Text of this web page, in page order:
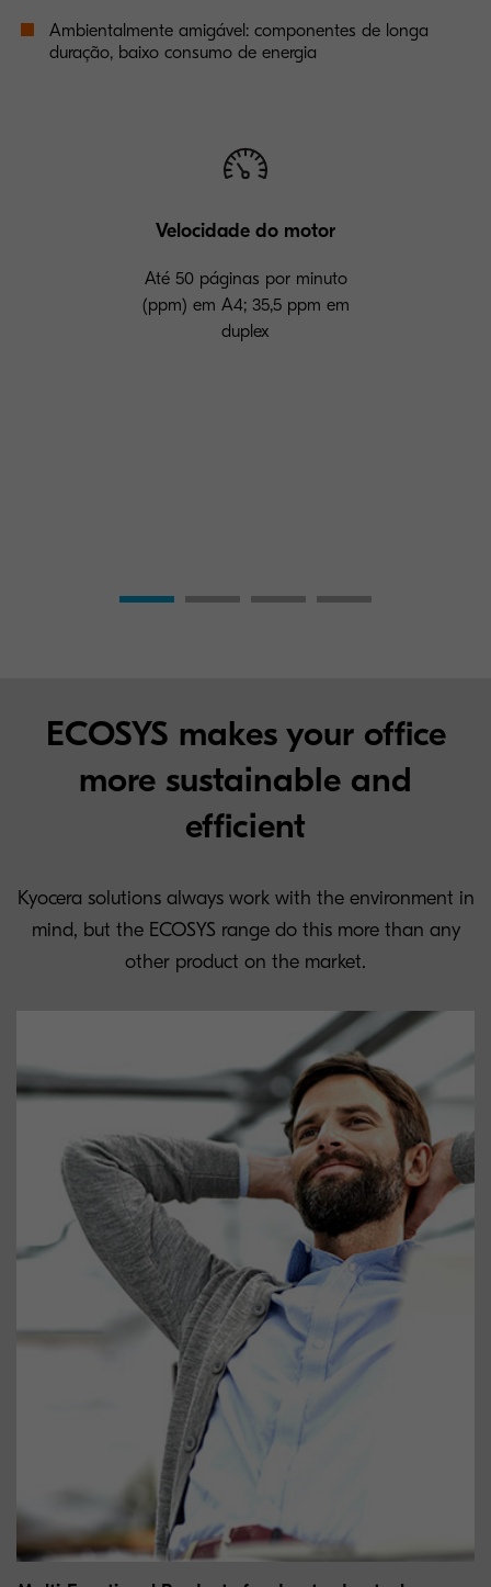
Ambientalmente amigável: componentes de longa
duração, baixo consumo de energia
Velocidade do motor
Até 50 páginas por minuto
(ppm) em A4; 35,5 ppm em
duplex
ECOSYS makes your office
more sustainable and
efficient
Kyocera solutions always work with the environment in
mind, but the ECOSYS range do this more than any
other product on the market.